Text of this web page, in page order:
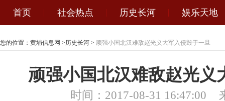
首页 社会热点 历史长河 娱乐天地
您的位置： 黄埔信息网 >历史长河 > 顽强小国北汉难敌赵光义大军入侵毁于一旦
顽强小国北汉难敌赵光义
时间：2017-08-31 16:47:00